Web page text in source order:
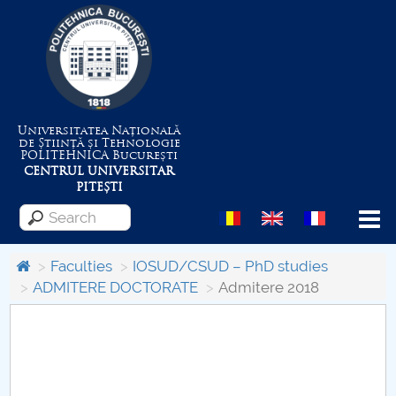
Universitatea Națională
de Știință și Tehnologie
POLITEHNICABucurești
CENTRUL UNIVERSITAR
PITEȘTI
Menu
About the University
Faculties
IOSUD/CSUD – PhD studies
ADMITERE DOCTORATE
Admitere 2018